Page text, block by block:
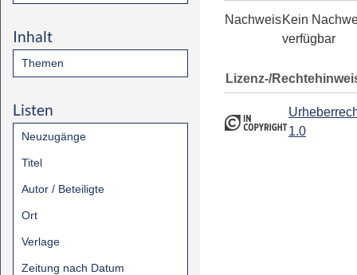
Inhalt
Themen
Listen
Neuzugänge
Titel
Autor / Beteiligte
Ort
Verlage
Zeitung nach Datum
NachweisKein
verfügbar
Lizenz-/
1.0